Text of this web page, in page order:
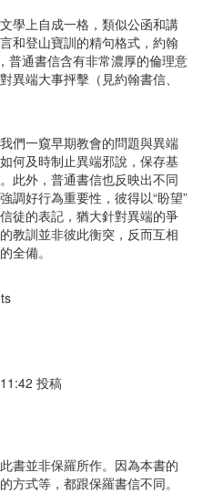
學上自成一格，類似公函和講
和登山寶訓的精句格式，約翰
普通書信含有非常濃厚的倫理意
異端大事抨擊（見約翰書信、
們一窺早期教會的問題與異端
何及時制止異端邪說，保存基
此外，普通書信也反映出不同
調好行為重要性，彼得以“盼望”
徒的表記，猶大針對異端的爭
教訓並非彼此衡突，反而互相
全備。
投稿
書並非保羅所作。因為本書的
方式等，都跟保羅書信不同。